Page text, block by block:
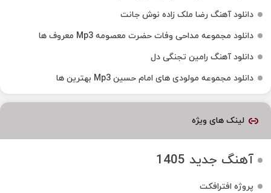
دانلود آهنگ رضا ملک زاده نوش جانت
دانلود مجموعه مداحی وفات حضرت معصومه Mp3 معروف ها
دانلود آهنگ رامین تجنگی دل
دانلود مجموعه مولودی های امام حسین Mp3 بهترین ها
لینک های ویژه
آهنگ جدید 1405
پروژه افترافکت